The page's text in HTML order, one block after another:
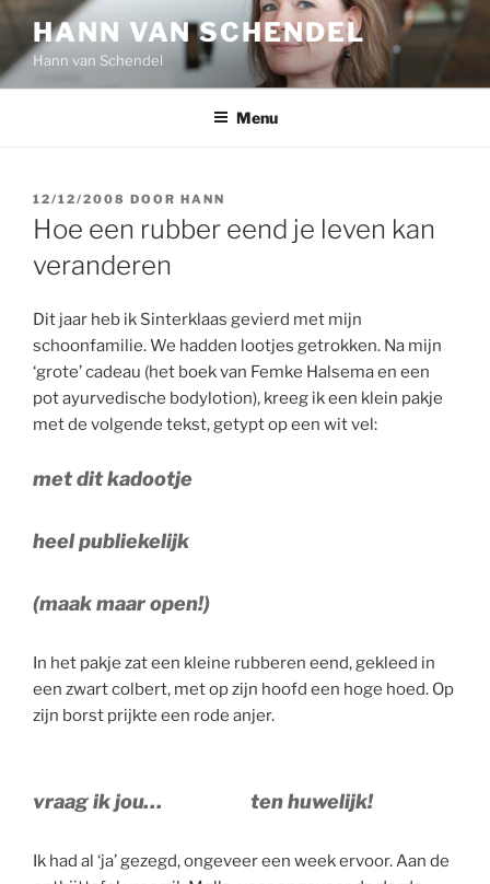
Ga
de
inhoud
HANN VAN SCHENDEL
Hann van Schendel
Menu
GEPLAATST
OP
12/12/2008 DOOR HANN
Hoe een rubber eend je leven kan
veranderen
Dit jaar heb ik Sinterklaas gevierd met mijn
schoonfamilie. We hadden lootjes getrokken. Na mijn
‘grote’ cadeau (het boek van Femke Halsema en een
pot ayurvedische bodylotion), kreeg ik een klein pakje
met de volgende tekst, getypt op een wit vel:
met dit kadootje
heel publiekelijk
(maak maar open!)
In het pakje zat een kleine rubberen eend, gekleed in
een zwart colbert, met op zijn hoofd een hoge hoed. Op
zijn borst prijkte een rode anjer.
vraag ik jou… ten huwelijk!
Ik had al ‘ja’ gezegd, ongeveer een week ervoor. Aan de